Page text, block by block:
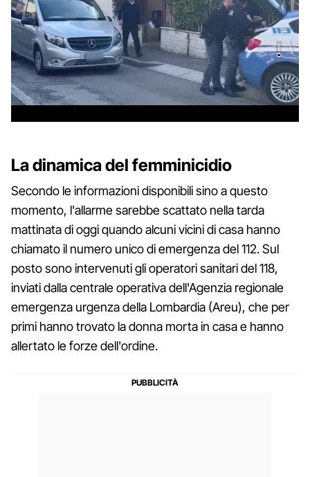
La dinamica del femminicidio
Secondo le informazioni disponibili sino a questo
momento, l'allarme sarebbe scattato nella tarda
mattinata di oggi quando alcuni vicini di casa hanno
chiamato il numero unico di emergenza del 112. Sul
posto sono intervenuti gli operatori sanitari del 118,
inviati dalla centrale operativa dell'Agenzia regionale
emergenza urgenza della Lombardia (Areu), che per
primi hanno trovato la donna morta in casa e hanno
allertato le forze dell'ordine.